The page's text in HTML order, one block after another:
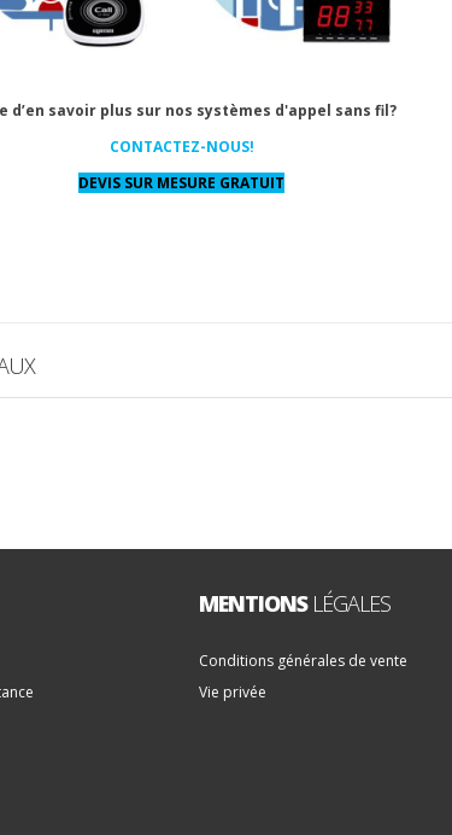
d’en savoir plus sur nos systèmes d'appel sans fil?
CONTACTEZ-NOUS!
DEVIS SUR MESURE GRATUIT
MENTIONSLÉGALES
Conditions générales de vente
Vie privée